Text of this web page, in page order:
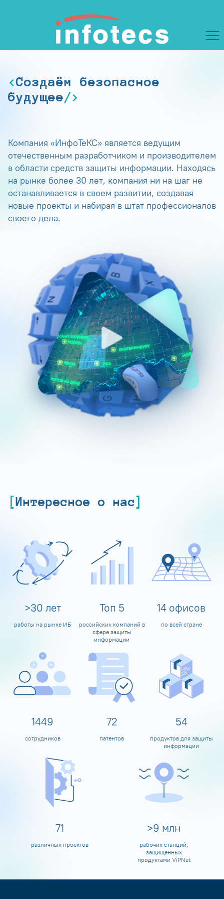
Создаём безопасное
будущее
Компания «ИнфоТеКС» является ведущим
отечественным разработчиком и производителем
в области средств защиты информации. Находясь
на рынке более 30 лет, компания ни на шаг не
останавливается в своем развитии, создавая
новые проекты и набирая в штат профессионалов
своего дела.
Интересное о нас
>30 лет
работы на рынке ИБ
Топ 5
российских компаний в
сфере защиты
информации
14 офисов
по всей стране
1598
сотрудников
80
патентов
60
продуктов для защиты
информации
80
различных проектов
>10 млн
рабочих станций,
защищенных
продуктами ViPNet